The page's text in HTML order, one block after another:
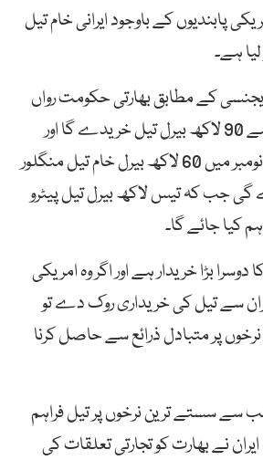
پابندیوں کے باوجود ایرانی خام تیل
ہے۔
کے مطابق بھارتی حکومت رواں
سال نومبر میں ایران سے 90 لاکھ بیرل تیل خریدے گا اور
ایرانی آئل کارپوریشن نومبر میں 60 لاکھ بیرل خام تیل منگلور
گی جب کہ تیس لاکھ بیرل تیل پیٹرو
کیا جائے گا۔
دوسرا بڑا خریدار ہے اور اگر وہ امریکی
سے تیل کی خریداری روک دے تو
پر متبادل ذرائع سے حاصل کرنا
سے سستے ترین نرخوں پر تیل فراہم
نے بھارت کو تجارتی تعلقات کی